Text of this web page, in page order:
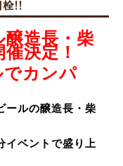
栓!!
造長・柴
決定！
でカンパ
ールの醸造長・柴
イベントで盛り上